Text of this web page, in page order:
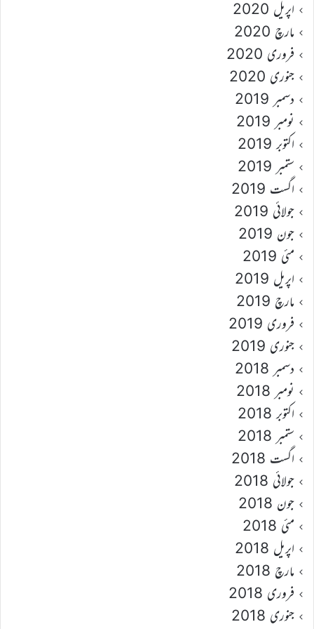
اپریل 2020
مارچ 2020
فروری 2020
جنوری 2020
دسمبر 2019
نومبر 2019
اکتوبر 2019
ستمبر 2019
اگست 2019
جولائی 2019
جون 2019
مئی 2019
اپریل 2019
مارچ 2019
فروری 2019
جنوری 2019
دسمبر 2018
نومبر 2018
اکتوبر 2018
ستمبر 2018
اگست 2018
جولائی 2018
جون 2018
مئی 2018
اپریل 2018
مارچ 2018
فروری 2018
جنوری 2018